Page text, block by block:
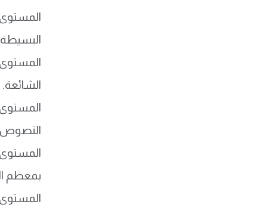
الشائعة.
النصوص
بمعظم